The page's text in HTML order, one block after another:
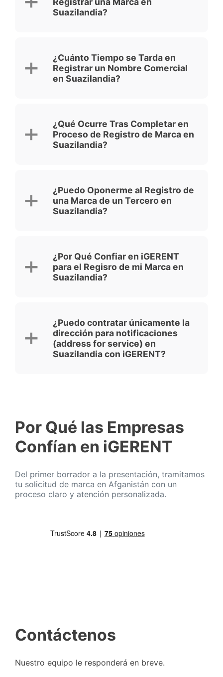
Suazilandia?
¿Cuánto Tiempo se Tarda en
Registrar un Nombre Comercial
en Suazilandia?
¿Qué Ocurre Tras Completar en
Proceso de Registro de Marca en
Suazilandia?
¿Puedo Oponerme al Registro de
una Marca de un Tercero en
Suazilandia?
¿Por Qué Confiar en iGERENT
para el Regisro de mi Marca en
Suazilandia?
¿Puedo contratar únicamente la
dirección para notificaciones
(address for service) en
Suazilandia con iGERENT?
Por Qué las Empresas
Confían en iGERENT
Del primer borrador a la presentación, tramitamos
tu solicitud de marca en Afganistán con un
proceso claro y atención personalizada.
Contáctenos
Nuestro equipo le responderá en breve.